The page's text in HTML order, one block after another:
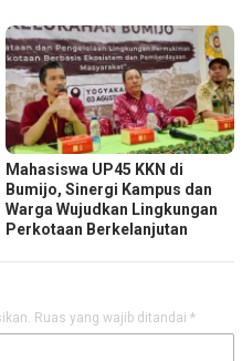
Mahasiswa UP45 KKN di
Bumijo, Sinergi Kampus dan
Warga Wujudkan Lingkungan
Perkotaan Berkelanjutan
Ruas yang wajib ditandai *